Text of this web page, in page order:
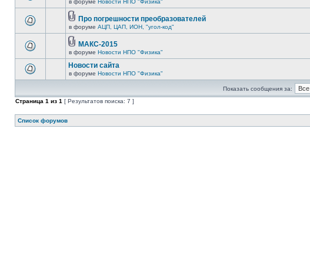
в форуме Новости НПО "Физика"
Про погрешности преобразователей
в форуме АЦП, ЦАП, ИОН, "угол-код"
МАКС-2015
в форуме Новости НПО "Физика"
Новости сайта
в форуме Новости НПО "Физика"
Показать сообщения за:
Страница 1 из 1 [ Результатов поиска: 7 ]
Список форумов